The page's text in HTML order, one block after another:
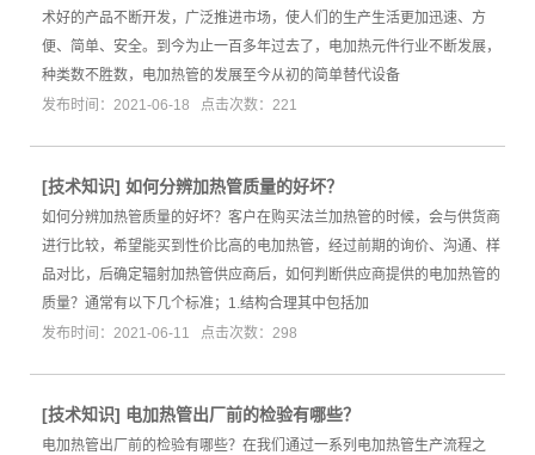
术好的产品不断开发，广泛推进市场，使人们的生产生活更加迅速、方
便、简单、安全。到今为止一百多年过去了，电加热元件行业不断发展，
种类数不胜数，电加热管的发展至今从初的简单替代设备
发布时间：2021-06-18 点击次数：221
[技术知识] 如何分辨加热管质量的好坏？
如何分辨加热管质量的好坏？客户在购买法兰加热管的时候，会与供货商
进行比较，希望能买到性价比高的电加热管，经过前期的询价、沟通、样
品对比，后确定辐射加热管供应商后，如何判断供应商提供的电加热管的
质量？通常有以下几个标准；1.结构合理其中包括加
发布时间：2021-06-11 点击次数：298
[技术知识] 电加热管出厂前的检验有哪些？
电加热管出厂前的检验有哪些？在我们通过一系列电加热管生产流程之